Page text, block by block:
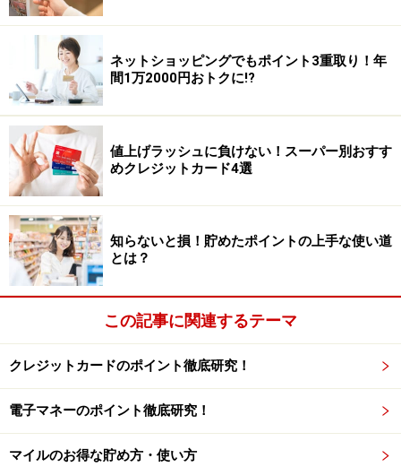
信費といった固定費を見直すことはもちろん、ポイント
制度や割引キャンペーンをうまく利用することも重要で
ウエル活はその一例ですが、利用者の高い満足度を見る
と「知っているかどうか」で家計に差が生じることが分
かります。まずは身近なスーパーやドラッグストアで利
用できるポイント制度を見直してみるなど、小さな一歩
から始めてみてはいかがでしょうか。
【調査概要】
調査時期：2025年6月上旬
有効回答数：5642件
調査方法：インターネット
出典：【ウエル活】年間約7.5万円の節約機会損失、利用
者の86%が効果を実感――2025年実態調査
ネットショッピングでもポイント3重取り！年
間1万2000円おトクに!?
値上げラッシュに負けない！スーパー別おすす
めクレジットカード4選
知らないと損！貯めたポイントの上手な使い道
とは？
この記事に関連するテーマ
クレジットカードのポイント徹底研究！
電子マネーのポイント徹底研究！
マイルのお得な貯め方・使い方